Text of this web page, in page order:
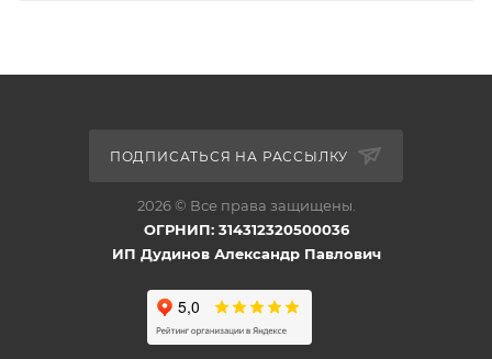
ПОДПИСАТЬСЯ НА РАССЫЛКУ
2026 © Все права защищены.
ОГРНИП: 314312320500036
ИП Дудинов Александр Павлович